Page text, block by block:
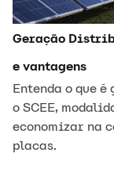
Geração
e vantagens
Entenda o que
o SCEE,
economizar na
placas.